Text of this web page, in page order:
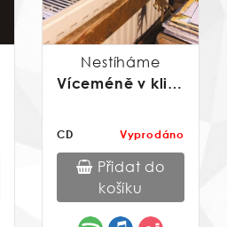
Nestíháme
Víceméně v klidu
CD Vyprodáno
Přidat do
košíku